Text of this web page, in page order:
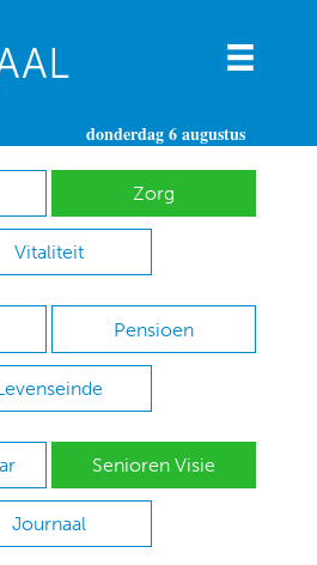
donderdag 6 augustus
Zorg
Vitaliteit
Pensioen
Senioren Visie
Journaal